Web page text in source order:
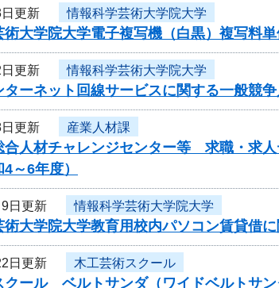
更新 情報科学芸術大学院大学
術大学院大学電子複写機（白黒）複写料
更新 情報科学芸術大学院大学
ターネット回線サービスに関する一般競
更新 産業人材課
合人材チャレンジセンター等 求職・求
～6年度）
日更新 情報科学芸術大学院大学
術大学院大学教育用校内パソコン賃貸借
日更新 木工芸術スクール
クール ベルトサンダ（ワイドベルトサ